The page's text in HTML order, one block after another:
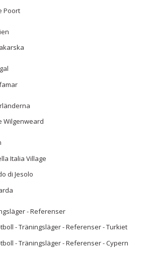
Poort
Wilgenweard
Italia Village
di Jesolo
- Referenser
- Träningsläger - Referenser - Turkiet
- Träningsläger - Referenser - Cypern